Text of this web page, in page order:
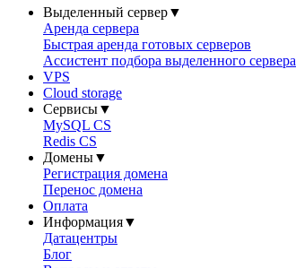
Выделенный сервер▼
Аренда сервера
Быстрая аренда готовых серверов
Ассистент подбора выделенного сервера
VPS
Cloud storage
Сервисы▼
MySQL CS
Redis CS
Домены▼
Регистрация домена
Перенос домена
Оплата
Информация▼
Датацентры
Блог